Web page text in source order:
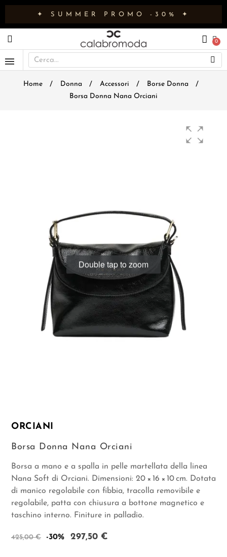
✦ SUMMER PROMO -30% ✦
Home Donna Accessori
Borse Donna
Borsa Donna Nana Orciani
Double tap to zoom
ORCIANI
Borsa Donna Nana Orciani
Borsa a mano e a spalla in pelle martellata della linea
Nana Soft di Orciani. Dimensioni: 20 × 16 × 10 cm. Dotata
di manico regolabile con fibbia, tracolla removibile e
regolabile, patta con chiusura a bottone magnetico e
taschino interno. Finiture in palladio.
425,00 € -30% 297,50 €